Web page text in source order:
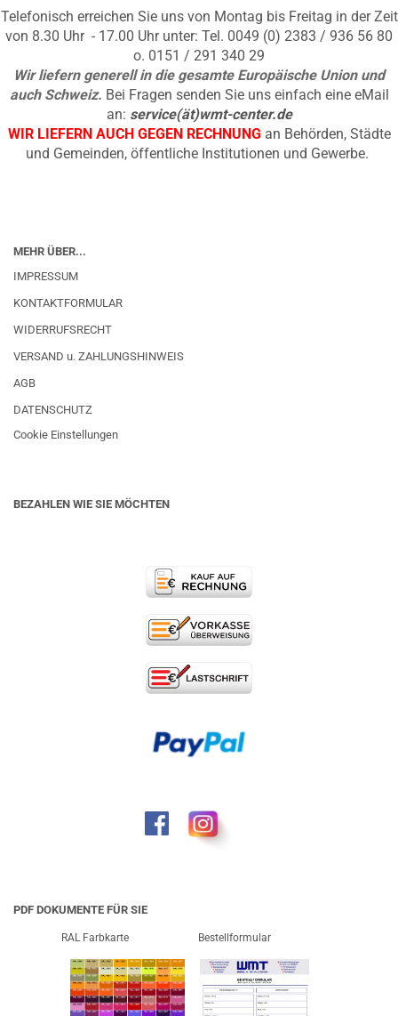
Telefonisch erreichen Sie uns von Montag bis Freitag in der Zeit
von 8.30 Uhr - 17.00 Uhr unter: Tel. 0049 (0) 2383 / 936 56 80
o. 0151 / 291 340 29
Wir liefern generell in die gesamte Europäische Union und
auch Schweiz. Bei Fragen senden Sie uns einfach eine eMail
an: service(ät)wmt-center.de
WIR LIEFERN AUCH GEGEN RECHNUNG an Behörden, Städte
und Gemeinden, öffentliche Institutionen und Gewerbe.
MEHR ÜBER...
IMPRESSUM
KONTAKTFORMULAR
WIDERRUFSRECHT
VERSAND u. ZAHLUNGSHINWEIS
AGB
DATENSCHUTZ
Cookie Einstellungen
BEZAHLEN WIE SIE MÖCHTEN
PDF DOKUMENTE FÜR SIE
RAL Farbkarte Bestellformular